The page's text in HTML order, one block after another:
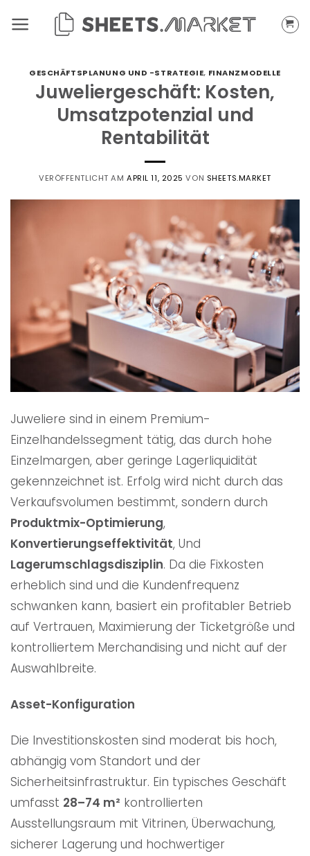
Inhalt
GESCHÄFTSPLANUNG UND -STRATEGIE, FINANZMODELLE
Juweliergeschäft: Kosten,
Umsatzpotenzial und
Rentabilität
VERÖFFENTLICHT AMAPRIL 11, 2025 VON SHEETS.MARKET
Juweliere sind in einem Premium-
Einzelhandelssegment tätig, das durch hohe
Einzelmargen, aber geringe Lagerliquidität
gekennzeichnet ist. Erfolg wird nicht durch das
Verkaufsvolumen bestimmt, sondern durch
Produktmix-Optimierung,
Konvertierungseffektivität, Und
Lagerumschlagsdisziplin. Da die Fixkosten
erheblich sind und die Kundenfrequenz
schwanken kann, basiert ein profitabler Betrieb
auf Vertrauen, Maximierung der Ticketgröße und
kontrolliertem Merchandising und nicht auf der
Auswahlbreite.
Asset-Konfiguration
Die Investitionskosten sind moderat bis hoch,
abhängig vom Standort und der
Sicherheitsinfrastruktur. Ein typisches Geschäft
umfasst 28–74 m² kontrollierten
Ausstellungsraum mit Vitrinen, Überwachung,
sicherer Lagerung und hochwertiger